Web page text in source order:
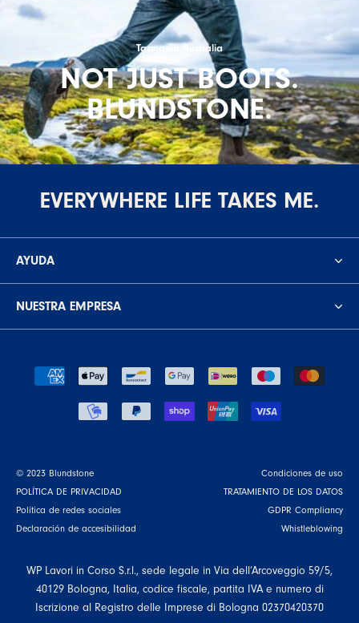
Tasmania Australia
NOT JUST BOOTS.
BLUNDSTONE.
EVERYWHERE LIFE TAKES ME.
AYUDA
NUESTRA EMPRESA
© 2023 Blundstone
Condiciones de uso
POLÍTICA DE PRIVACIDAD
TRATAMIENTO DE LOS DATOS
Política de redes sociales
GDPR Compliancy
Declaración de accesibilidad
Whistleblowing
WP Lavori in Corso S.r.l., sede legale in Via dell’Arcoveggio 59/5,
40129 Bologna, Italia, codice fiscale, partita IVA e numero di
Iscrizione al Registro delle Imprese di Bologna 02370420370